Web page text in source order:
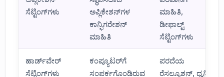
ಸೆಟ್ಟಿಂಗ್‌ಗಳು
ಅಪ್ಲಿಕೇಶನ್‌ಗಳ
ಕಾನ್ಫಿಗರೇಶನ್
ಮಾಹಿತಿ
ಮಾಹಿತಿ,
ಡೀಫಾಲ್ಟ್
ಸೆಟ್ಟಿಂಗ್‌ಗಳು
ಹಾರ್ಡ್‌ವೇರ್
ಸೆಟ್ಟಿಂಗ್‌ಗಳು
ಕಂಪ್ಯೂಟರ್‌ಗೆ
ಸಂಪರ್ಕಗೊಂಡಿರುವ
ಪರದೆಯ
ರೆಸಲ್ಯೂಶನ್, ಧ್ವನಿ